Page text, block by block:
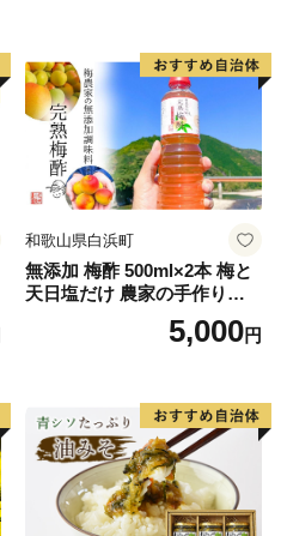
和歌山県白浜町
無添加 梅酢 500ml×2本 梅と
天日塩だけ 農家の手作り完
5,000円